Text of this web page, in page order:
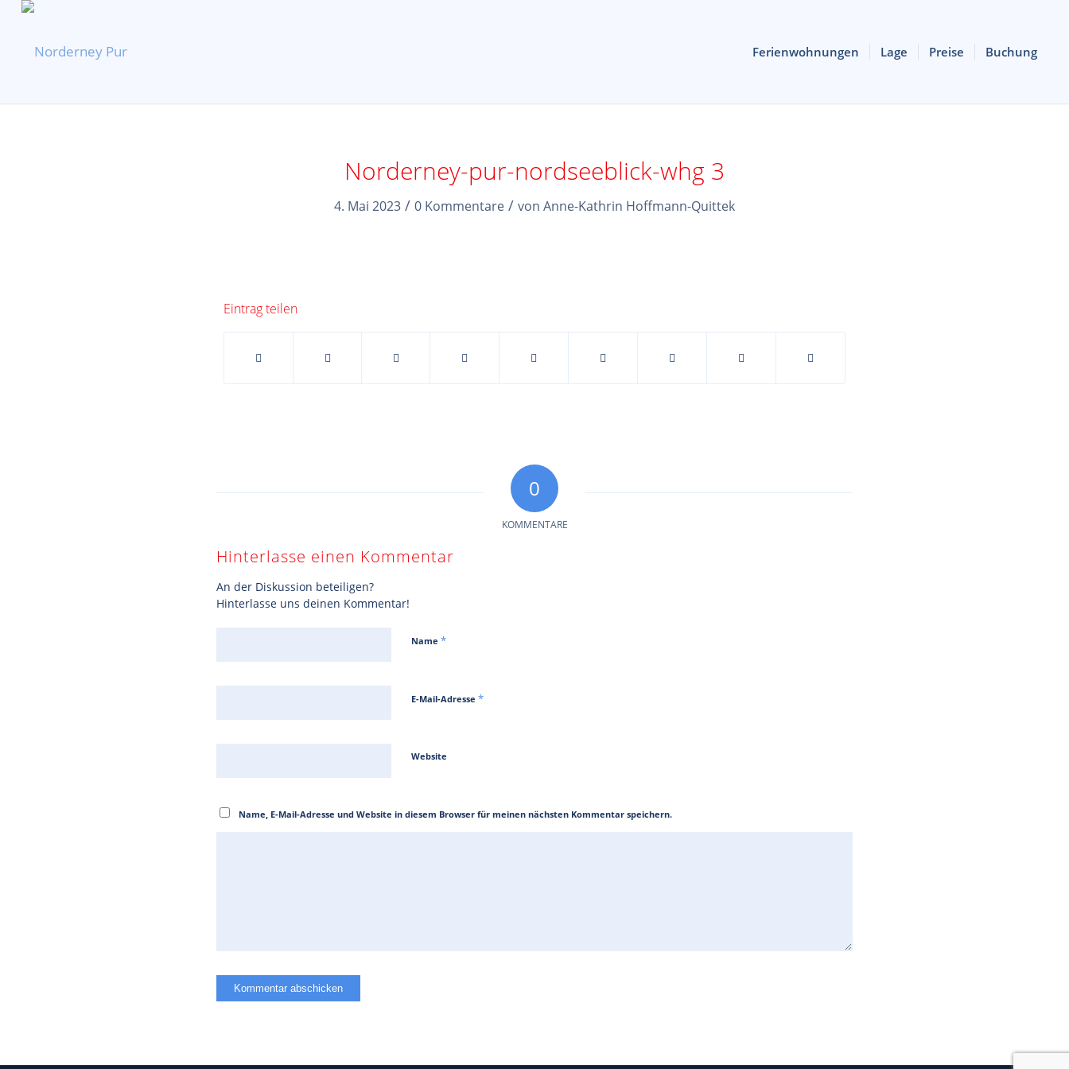
Ferienwohnungen Lage Preise Buchung
Norderney-pur-nordseeblick-whg 3
4. Mai 2023 / 0 Kommentare / von Anne-Kathrin Hoffmann-Quittek
Eintrag teilen
0
KOMMENTARE
Hinterlasse einen Kommentar
An der Diskussion beteiligen?
Hinterlasse uns deinen Kommentar!
Name *
E-Mail-Adresse *
Website
Name, E-Mail-Adresse und Website in diesem Browser für meinen nächsten Kommentar speichern.